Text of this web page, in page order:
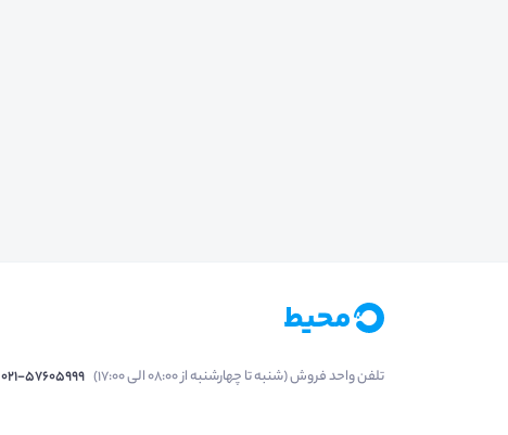
تلفن واحد فروش (شنبه تا چهارشنبه از 08:00 الی 17:00) 021-57605999